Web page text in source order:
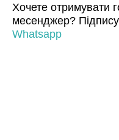
Хочете отримувати
месенджер?
Whatsapp